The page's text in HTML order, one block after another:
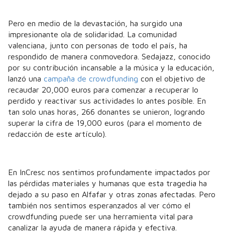
Pero en medio de la devastación, ha surgido una
impresionante ola de solidaridad. La comunidad
valenciana, junto con personas de todo el país, ha
respondido de manera conmovedora. Sedajazz, conocido
por su contribución incansable a la música y la educación,
lanzó una campaña de crowdfunding con el objetivo de
recaudar 20,000 euros para comenzar a recuperar lo
perdido y reactivar sus actividades lo antes posible. En
tan solo unas horas, 266 donantes se unieron, logrando
superar la cifra de 19,000 euros (para el momento de
redacción de este artículo).
En InCresc nos sentimos profundamente impactados por
las pérdidas materiales y humanas que esta tragedia ha
dejado a su paso en Alfafar y otras zonas afectadas. Pero
también nos sentimos esperanzados al ver cómo el
crowdfunding puede ser una herramienta vital para
canalizar la ayuda de manera rápida y efectiva.